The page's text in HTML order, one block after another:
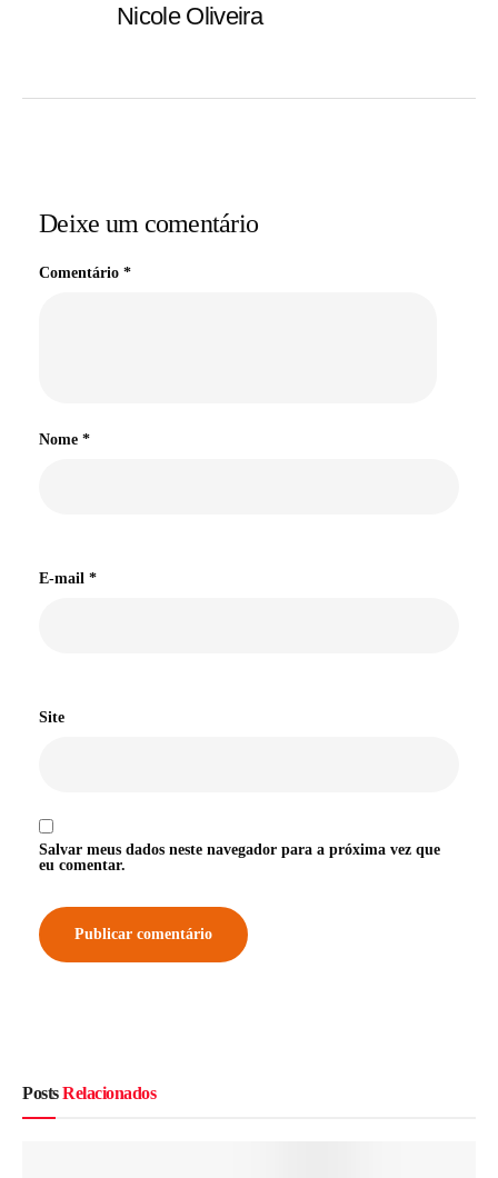
Nicole Oliveira
Deixe um comentário
Comentário *
Nome *
E-mail *
Site
Salvar meus dados neste navegador para a próxima vez que
eu comentar.
PostsRelacionados